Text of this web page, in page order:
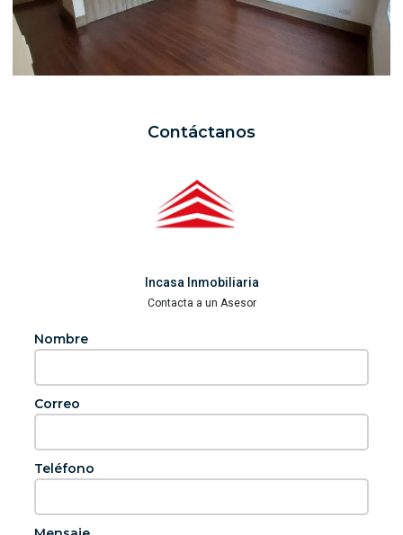
Contáctanos
Incasa Inmobiliaria
Contacta a un Asesor
Nombre
Correo
Teléfono